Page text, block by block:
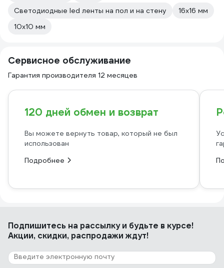
Светодиодные led ленты на пол и на стену
16х16 мм
10х10 мм
Сервисное обслуживание
Гарантия производителя 12 месяцев
120 дней обмен и возврат
Вы можете вернуть товар, который не был
использован
Подробнее
Подпишитесь на рассылкуи будьте в курсе!
Акции, скидки, распродажи ждут!